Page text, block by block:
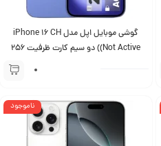
گوشی موبایل اپل مدل iPhone 16 CH
(Not Active) دو سیم کارت ظرفیت 256
ناموجود